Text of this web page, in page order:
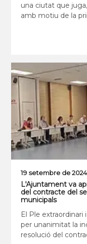
una ciutat que
amb motiu de la
setmana del 23 al
19 setembre de 2024
L'Ajuntament va
del contracte del
municipals
El Ple
per unanimitat la
resolució del